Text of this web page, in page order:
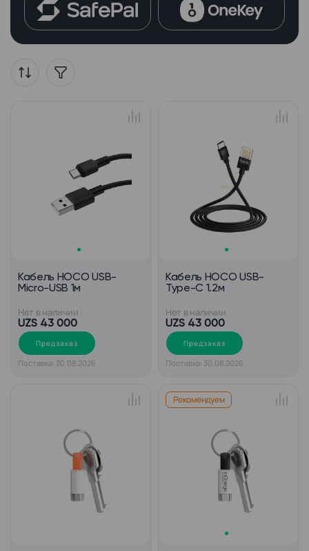
Кабель HOCO USB-
Micro-USB 1м
Нет в наличии
UZS 43 000
Предзаказ
Поставка: 30.08.2026
Кабель HOCO USB-
Type-C 1.2м
Нет в наличии
UZS 43 000
Предзаказ
Поставка: 30.08.2026
Рекомендуем